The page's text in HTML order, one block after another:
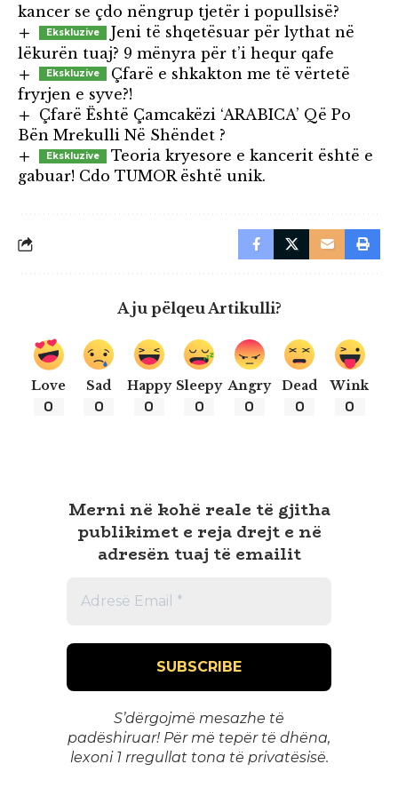
kancer se çdo nëngrup tjetër i popullsisë?
Jeni të shqetësuar për lythat në
lëkurën tuaj? 9 mënyra për t’i hequr qafe
Çfarë e shkakton me të vërtetë
fryrjen e syve?!
Çfarë Është Çamcakëzi ‘ARABICA’ Që Po
Bën Mrekulli Në Shëndet ?
Teoria kryesore e kancerit është e
gabuar! Cdo TUMOR është unik.
A ju pëlqeu Artikulli?
Love
0
Sad
0
Happy
0
Sleepy
0
Angry
0
Dead
0
Wink
0
Merni në kohë reale të gjitha
publikimet e reja drejt e në
adresën tuaj të emailit
S’dërgojmë mesazhe të
padëshiruar! Për më tepër të dhëna,
lexoni 1 rregullat tona të privatësisë.